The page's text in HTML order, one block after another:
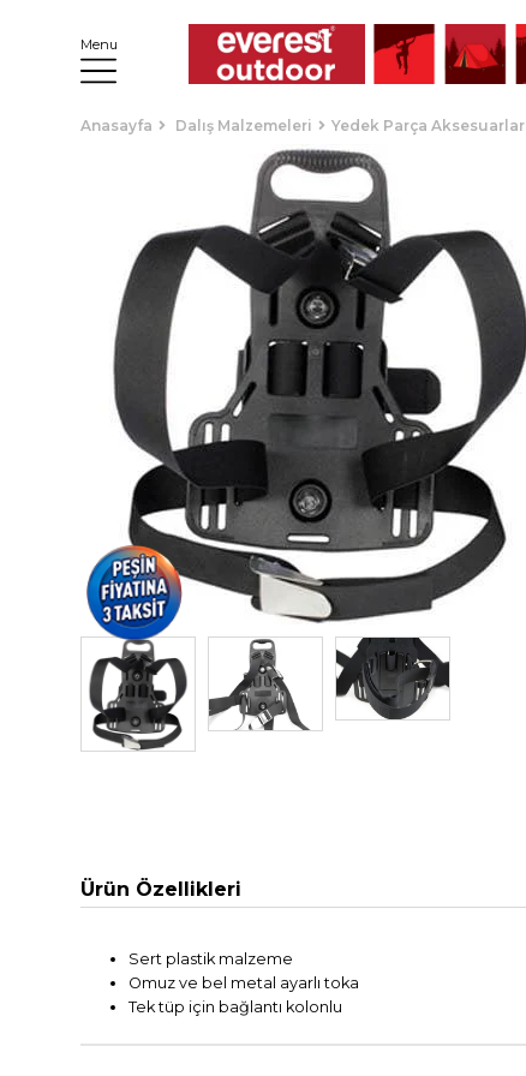
Menu
Anasayfa Dalış Malzemeleri Yedek Parça Aksesuarlar
Ürün Özellikleri
Sert plastik malzeme
Omuz ve bel metal ayarlı toka
Tek tüp için bağlantı kolonlu